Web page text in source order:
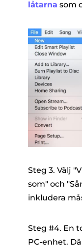
låtarna som
Steg 3. Välj
som" och
inkludera
Steg #4. En
PC-enhet.